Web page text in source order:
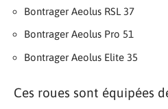
Bontrager Aeolus RSL 37
Bontrager Aeolus Pro 51
Bontrager Aeolus Elite 35
Ces roues sont équipées